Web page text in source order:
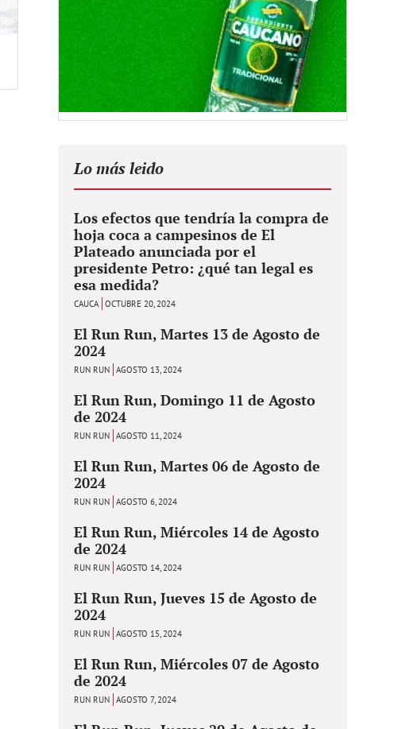
Lo más leido
Los efectos que tendría la compra de
hoja coca a campesinos de El
Plateado anunciada por el
presidente Petro: ¿qué tan legal es
esa medida?
CAUCA OCTUBRE 20, 2024
El Run Run, Martes 13 de Agosto de
2024
RUN RUN AGOSTO 13, 2024
El Run Run, Domingo 11 de Agosto
de 2024
RUN RUN AGOSTO 11, 2024
El Run Run, Martes 06 de Agosto de
2024
RUN RUN AGOSTO 6, 2024
El Run Run, Miércoles 14 de Agosto
de 2024
RUN RUN AGOSTO 14, 2024
El Run Run, Jueves 15 de Agosto de
2024
RUN RUN AGOSTO 15, 2024
El Run Run, Miércoles 07 de Agosto
de 2024
RUN RUN AGOSTO 7, 2024